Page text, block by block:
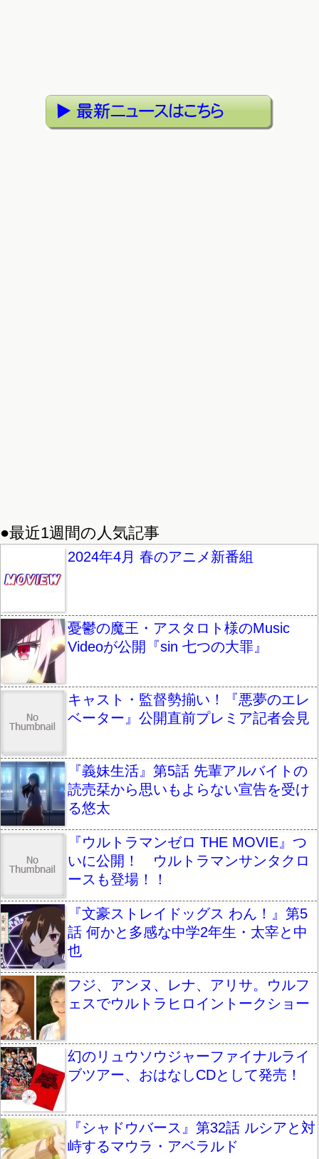
●最近1週間の人気記事
2024年4月 春のアニメ新番組
憂鬱の魔王・アスタロト様のMusic
Videoが公開『sin 七つの大罪』
キャスト・監督勢揃い！『悪夢のエレ
ベーター』公開直前プレミア記者会見
『義妹生活』第5話 先輩アルバイトの
読売栞から思いもよらない宣告を受け
る悠太
『ウルトラマンゼロ THE MOVIE』つ
いに公開！ ウルトラマンサンタクロ
ースも登場！！
『文豪ストレイドッグス わん！』第5
話 何かと多感な中学2年生・太宰と中
也
フジ、アンヌ、レナ、アリサ。ウルフ
ェスでウルトラヒロイントークショー
幻のリュウソウジャーファイナルライ
ブツアー、おはなしCDとして発売！
『シャドウバース』第32話 ルシアと対
峙するマウラ・アベラルド